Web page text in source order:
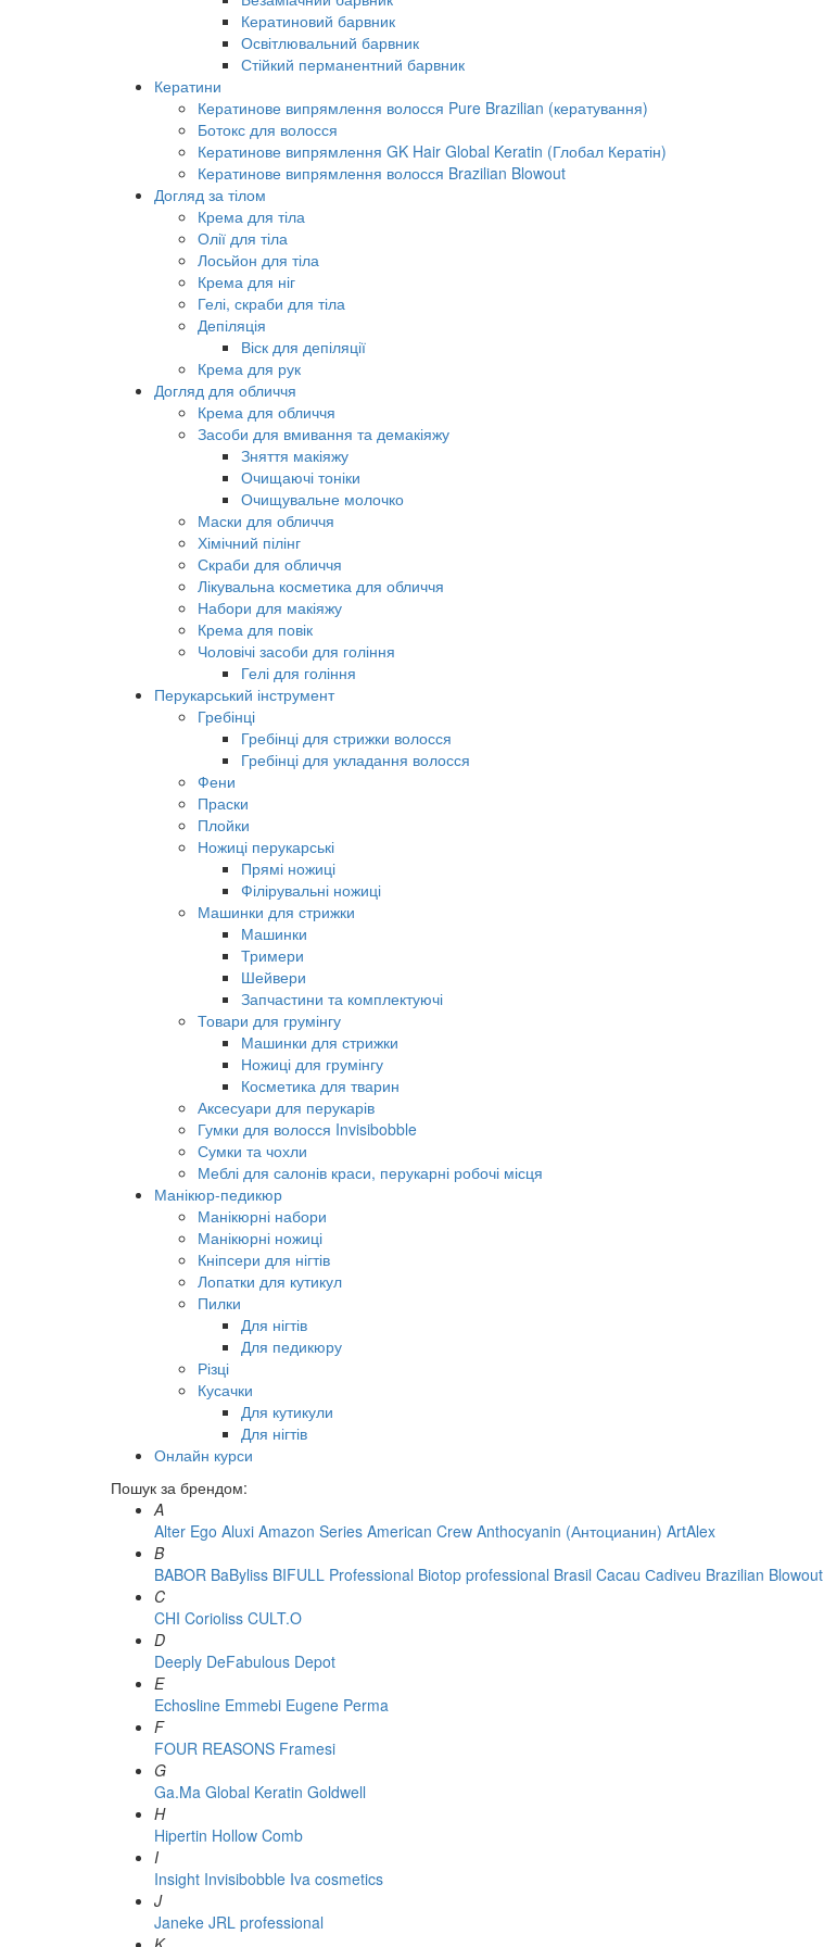
Кератиновий барвник
Освітлювальний барвник
Стійкий перманентний барвник
Кератини
Кератинове випрямлення волосся Pure Brazilian (кератування)
Ботокс для волосся
Кератинове випрямлення GK Hair Global Keratin (Глобал Кератін)
Кератинове випрямлення волосся Brazilian Blowout
Догляд за тілом
Крема для тіла
Олії для тіла
Лосьйон для тіла
Крема для ніг
Гелі, скраби для тіла
Депіляція
Віск для депіляції
Крема для рук
Догляд для обличчя
Крема для обличчя
Засоби для вмивання та демакіяжу
Зняття макіяжу
Очищаючі тоніки
Очищувальне молочко
Маски для обличчя
Хімічний пілінг
Скраби для обличчя
Лікувальна косметика для обличчя
Набори для макіяжу
Крема для повік
Чоловічі засоби для гоління
Гелі для гоління
Перукарський інструмент
Гребінці
Гребінці для стрижки волосся
Гребінці для укладання волосся
Фени
Праски
Плойки
Ножиці перукарські
Прямі ножиці
Філірувальні ножиці
Машинки для стрижки
Машинки
Тримери
Шейвери
Запчастини та комплектуючі
Товари для грумінгу
Машинки для стрижки
Ножиці для грумінгу
Косметика для тварин
Аксесуари для перукарів
Гумки для волосся Invisibobble
Сумки та чохли
Меблі для салонів краси, перукарні робочі місця
Манікюр-педикюр
Манікюрні набори
Манікюрні ножиці
Кніпсери для нігтів
Лопатки для кутикул
Пилки
Для нігтів
Для педикюру
Різці
Кусачки
Для кутикули
Для нігтів
Онлайн курси
Пошук за брендом:
A
Alter Ego Aluxi Amazon Series American Crew Anthocyanin (Антоцианин) ArtAlex
B
BABOR BaByliss BIFULL Professional Biotop professional Brasil Cacau Сadiveu Brazilian Blowout
C
CHI Corioliss CULT.O
D
Deeply DeFabulous Depot
E
Echosline Emmebi Eugene Perma
F
FOUR REASONS Framesi
G
Ga.Ma Global Keratin Goldwell
H
Hipertin Hollow Comb
I
Insight Invisibobble Iva cosmetics
J
Janeke JRL professional